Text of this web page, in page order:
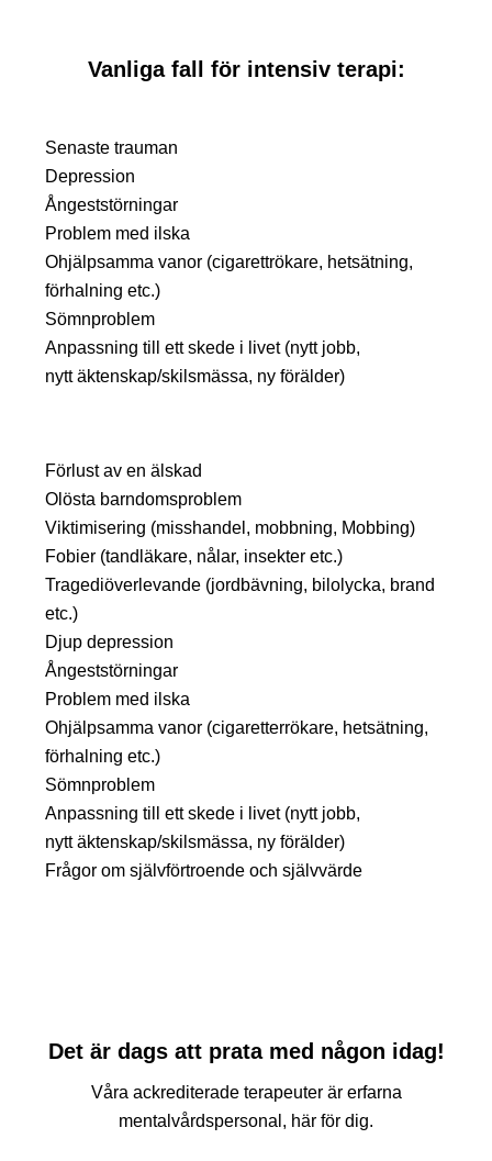
Vanliga fall för intensiv terapi:
Senaste trauman
Depression
Ångeststörningar
Problem med ilska
Ohjälpsamma vanor (cigarettrökare, hetsätning,
förhalning etc.)
Sömnproblem
Anpassning till ett skede i livet (nytt jobb,
nytt äktenskap/skilsmässa, ny förälder)
Förlust av en älskad
Olösta barndomsproblem
Viktimisering (misshandel, mobbning, Mobbing)
Fobier (tandläkare, nålar, insekter etc.)
Tragediöverlevande (jordbävning, bilolycka, brand
etc.)
Djup depression
Ångeststörningar
Problem med ilska
Ohjälpsamma vanor (cigaretterrökare, hetsätning,
förhalning etc.)
Sömnproblem
Anpassning till ett skede i livet (nytt jobb,
nytt äktenskap/skilsmässa, ny förälder)
Frågor om självförtroende och självvärde
Det är dags att prata med någon idag!
Våra ackrediterade terapeuter är erfarna
mentalvårdspersonal, här för dig.